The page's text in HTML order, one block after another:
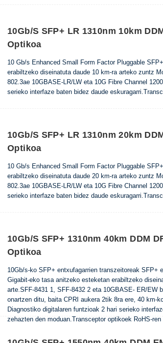
10Gb/s SFP+ LR 1310nm 10km
Optikoa
10 Gb/s Enhanced Small Form Factor Pluggable
erabiltzeko diseinatuta daude 10 km-ra arteko zuntz
802.3ae 10GBASE-LR/LW eta 10G Fibre Channel
serieko interfaze baten bidez daude
10Gb/s SFP+ LR 1310nm 20km
Optikoa
10 Gb/s Enhanced Small Form Factor Pluggable
erabiltzeko diseinatuta daude 20 km-ra arteko zuntz
802.3ae 10GBASE-LR/LW eta 10G Fibre Channel
serieko interfaze baten bidez daude
10Gb/s SFP+ 1310nm 40km DDM
Optikoa
10Gb/s-ko SFP+ entxufagarrien transzeitoreak SFP+
Gigabit-eko tasa anitzeko esteketan erabiltzeko
arte.SFF-8431 1, SFF-8432 2 eta 10GBASE- ER/EW
onartzen ditu, baita CPRI aukera 2tik 8ra ​​ere, 40 km-
Diagnostiko digitalaren funtzioak 2 hari serieko
zehazten den moduan.Transceptor optikoek RoHS-